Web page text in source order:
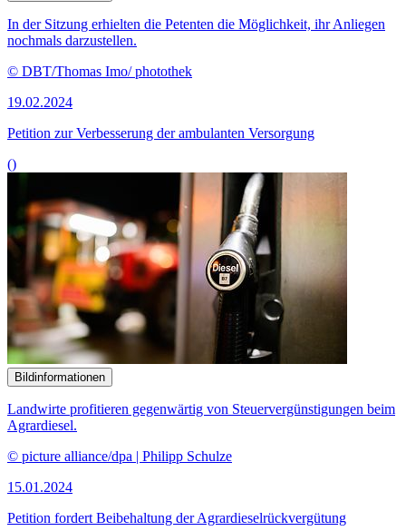
In der Sitzung erhielten die Petenten die Möglichkeit, ihr Anliegen
nochmals darzustellen.
© DBT/Thomas Imo/ photothek
19.02.2024
Petition zur Verbesserung der ambulanten Versorgung
()
Bildinformationen
Landwirte profitieren gegenwärtig von Steuervergünstigungen beim
Agrardiesel.
© picture alliance/dpa | Philipp Schulze
15.01.2024
Petition fordert Beibehaltung der Agrardieselrückvergütung